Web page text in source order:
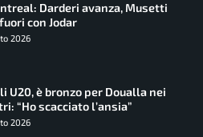
Darderi avanza, Musetti
con Jodar
2026
U20, è bronzo per Doualla nei
“Ho scacciato l’ansia”
2026